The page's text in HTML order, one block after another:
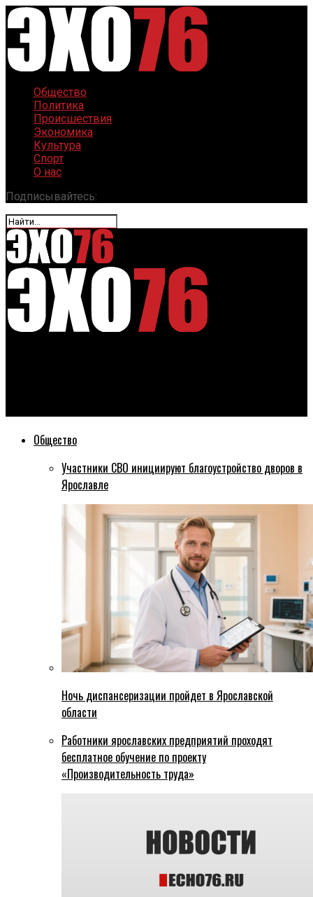
Общество
Политика
Происшествия
Экономика
Культура
Спорт
О нас
Подписывайтесь:
Общество
Участники СВО инициируют благоустройство дворов в
Ярославле
Ночь диспансеризации пройдет в Ярославской
области
Работники ярославских предприятий проходят
бесплатное обучение по проекту
«Производительность труда»